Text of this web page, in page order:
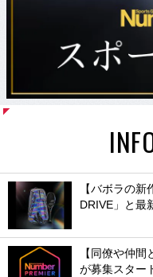
【バボラの
DRIVE」と最
【同僚や仲
が募集スター